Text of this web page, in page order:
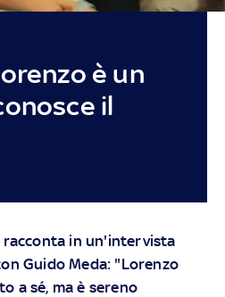
è un
il
racconta in un'intervista
Guido Meda: "Lorenzo
a sé, ma è sereno